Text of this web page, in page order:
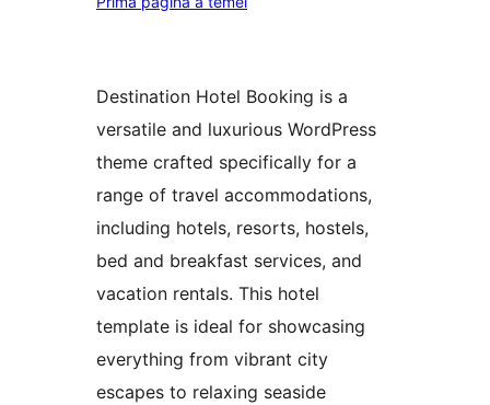
Destination Hotel Booking is a
versatile and luxurious WordPress
theme crafted specifically for a
range of travel accommodations,
including hotels, resorts, hostels,
bed and breakfast services, and
vacation rentals. This hotel
template is ideal for showcasing
everything from vibrant city
escapes to relaxing seaside